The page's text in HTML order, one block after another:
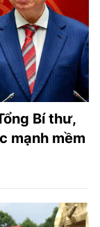
Bí thư,
mạnh mềm